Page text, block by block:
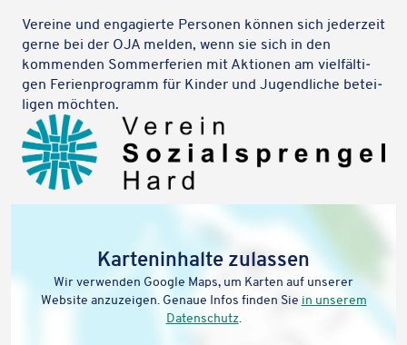
Vereine und enga­gierte Perso­nen können sich jeder­zeit
gerne bei der OJA melden, wenn sie sich in den
kommen­den Sommer­fe­rien mit Aktio­nen am viel­fäl­ti­
gen Feri­en­pro­gramm für Kinder und Jugend­li­che betei­
li­gen möchten.
Karten­in­halte zulassen
Wir verwen­den Google Maps, um Karten auf unserer
Website anzu­zei­gen. Genaue Infos finden Sie in unserem
Daten­schutz.
Karteninhalte zulassen
Wir verwenden Google Maps, um Karten auf unserer Website
anzuzeigen. Genaue Infos finden Sie
in unserem Datenschutz